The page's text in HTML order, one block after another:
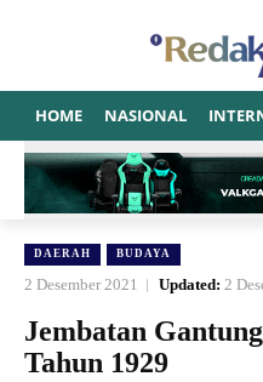
HOME NASIONAL
DAERAH BUDAYA
2 Desember 2021 Updated: 2
Jembatan
Tahun 1929